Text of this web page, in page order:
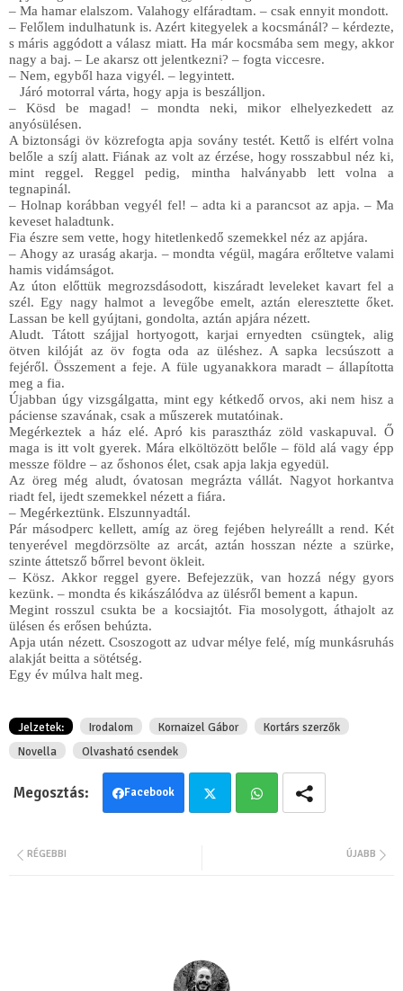
– Ma hamar elalszom. Valahogy elfáradtam. – csak ennyit mondott.
– Felőlem indulhatunk is. Azért kitegyelek a kocsmánál? – kérdezte,
s máris aggódott a válasz miatt. Ha már kocsmába sem megy, akkor
nagy a baj. – Le akarsz ott jelentkezni? – fogta viccesre.
– Nem, egyből haza vigyél. – legyintett.
Járó motorral várta, hogy apja is beszálljon.
– Kösd be magad! – mondta neki, mikor elhelyezkedett az
anyósülésen.
A biztonsági öv közrefogta apja sovány testét. Kettő is elfért volna
belőle a szíj alatt. Fiának az volt az érzése, hogy rosszabbul néz ki,
mint reggel. Reggel pedig, mintha halványabb lett volna a
tegnapinál.
– Holnap korábban vegyél fel! – adta ki a parancsot az apja. – Ma
keveset haladtunk.
Fia észre sem vette, hogy hitetlenkedő szemekkel néz az apjára.
– Ahogy az uraság akarja. – mondta végül, magára erőltetve valami
hamis vidámságot.
Az úton előttük megrozsdásodott, kiszáradt leveleket kavart fel a
szél. Egy nagy halmot a levegőbe emelt, aztán eleresztette őket.
Lassan be kell gyújtani, gondolta, aztán apjára nézett.
Aludt. Tátott szájjal hortyogott, karjai ernyedten csüngtek, alig
ötven kilóját az öv fogta oda az üléshez. A sapka lecsúszott a
fejéről. Összement a feje. A füle ugyanakkora maradt – állapította
meg a fia.
Újabban úgy vizsgálgatta, mint egy kétkedő orvos, aki nem hisz a
páciense szavának, csak a műszerek mutatóinak.
Megérkeztek a ház elé. Apró kis parasztház zöld vaskapuval. Ő
maga is itt volt gyerek. Mára elköltözött belőle – föld alá vagy épp
messze földre – az őshonos élet, csak apja lakja egyedül.
Az öreg még aludt, óvatosan megrázta vállát. Nagyot horkantva
riadt fel, ijedt szemekkel nézett a fiára.
– Megérkeztünk. Elszunnyadtál.
Pár másodperc kellett, amíg az öreg fejében helyreállt a rend. Két
tenyerével megdörzsölte az arcát, aztán hosszan nézte a szürke,
szinte áttetsző bőrrel bevont ökleit.
– Kösz. Akkor reggel gyere. Befejezzük, van hozzá négy gyors
kezünk. – mondta és kikászálódva az ülésről bement a kapun.
Megint rosszul csukta be a kocsiajtót. Fia mosolygott, áthajolt az
ülésen és erősen behúzta.
Apja után nézett. Csoszogott az udvar mélye felé, míg munkásruhás
alakját beitta a sötétség.
Egy év múlva halt meg.
Jelzetek: Irodalom Kornaizel Gábor
Kortárs szerzők
Novella
Olvasható csendek
Facebook
ÚJABB
RÉGEBBI